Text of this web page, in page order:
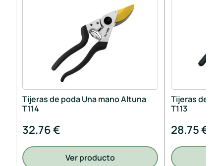
Tijeras de poda Una mano Altuna
T114
32.76 €
Ver producto
Tijeras de
T113
28.75 €